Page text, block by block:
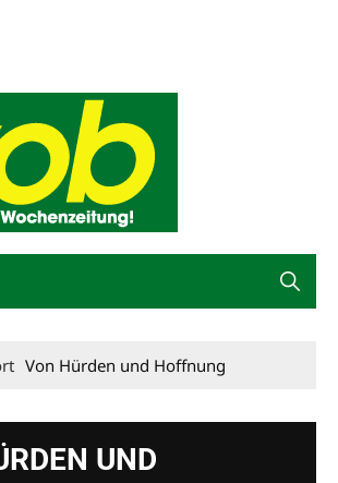
Von Hürden und Hoffnung
UND